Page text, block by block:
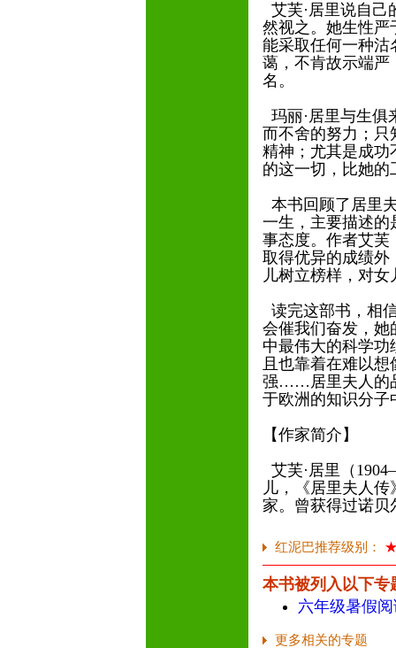
艾芙·居里说自己
然视之。她生性严
能采取任何一种沽
蔼，不肯故示端严
名。
玛丽·居里与生
而不舍的努力；只
精神；尤其是成功
的这一切，比她
本书回顾了居里
一生，主要描述的
事态度。作者艾芙
取得优异的成绩外
儿树立榜样，对
读完这部书，相
会催我们奋发，她
中最伟大的科学
且也靠着在难以
强……居里夫人的
于欧洲的知识分
【作家简介】
艾芙·居里（
儿，《居里夫人
家。曾获得过诺贝
红泥巴推荐级别：
本书被列入以下专
六年级暑假
更多相关的专题